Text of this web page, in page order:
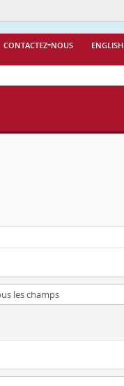
contactez-nous english